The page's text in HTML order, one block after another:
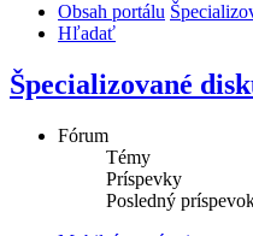
Obsah portálu
Hľadať
Špecializované
Fórum
Témy
Príspevky
Posledný